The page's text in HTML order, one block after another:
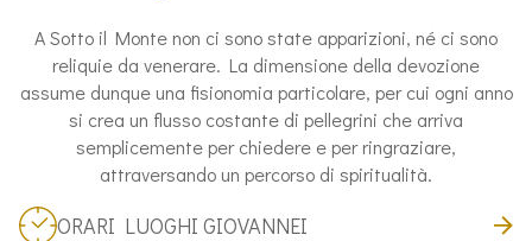
A Sotto il Monte non ci sono state apparizioni, né ci sono
reliquie da venerare. La dimensione della devozione
assume dunque una fisionomia particolare, per cui ogni anno
si crea un flusso costante di pellegrini che arriva
semplicemente per chiedere e per ringraziare,
attraversando un percorso di spiritualità.
ORARI LUOGHI GIOVANNEI